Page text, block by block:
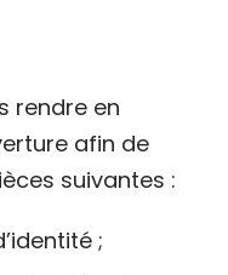
rendre en
afin de
suivantes :
;